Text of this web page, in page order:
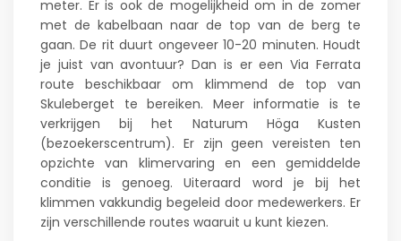
meter. Er is ook de mogelijkheid om in de zomer
met de kabelbaan naar de top van de berg te
gaan. De rit duurt ongeveer 10-20 minuten. Houdt
je juist van avontuur? Dan is er een Via Ferrata
route beschikbaar om klimmend de top van
Skuleberget te bereiken. Meer informatie is te
verkrijgen bij het Naturum Höga Kusten
(bezoekerscentrum). Er zijn geen vereisten ten
opzichte van klimervaring en een gemiddelde
conditie is genoeg. Uiteraard word je bij het
klimmen vakkundig begeleid door medewerkers. Er
zijn verschillende routes waaruit u kunt kiezen.